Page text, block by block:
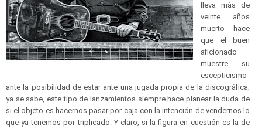
lleva más de
veinte años
muerto hace
que el buen
aficionado
muestre su
escepticismo
ante la posibilidad de estar ante una jugada propia de la discográfica;
ya se sabe, este tipo de lanzamientos siempre hace planear la duda de
si el objeto es hacernos pasar por caja con la intención de vendernos lo
que ya tenemos por triplicado. Y claro, si la figura en cuestión es la de